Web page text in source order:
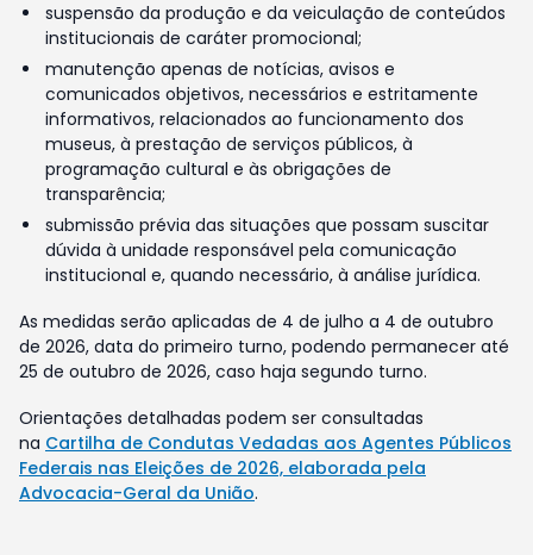
suspensão da produção e da veiculação de conteúdos
institucionais de caráter promocional;
manutenção apenas de notícias, avisos e
comunicados objetivos, necessários e estritamente
informativos, relacionados ao funcionamento dos
museus, à prestação de serviços públicos, à
programação cultural e às obrigações de
transparência;
submissão prévia das situações que possam suscitar
dúvida à unidade responsável pela comunicação
institucional e, quando necessário, à análise jurídica.
As medidas serão aplicadas de 4 de julho a 4 de outubro
de 2026, data do primeiro turno, podendo permanecer até
25 de outubro de 2026, caso haja segundo turno.
Orientações detalhadas podem ser consultadas
na Cartilha de Condutas Vedadas aos Agentes Públicos
Federais nas Eleições de 2026, elaborada pela
Advocacia-Geral da União.